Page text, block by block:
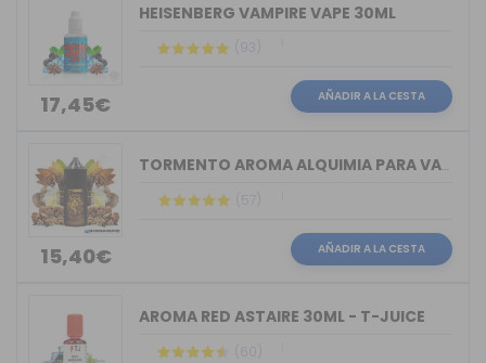
17,45€
HEISENBERG VAMPIRE VAPE 30ML
(93)
AÑADIR A LA CESTA
15,40€
TORMENTO AROMA ALQUIMIA PARA VAPERS 30ML
(57)
AÑADIR A LA CESTA
AROMA RED ASTAIRE 30ML - T-JUICE
(60)